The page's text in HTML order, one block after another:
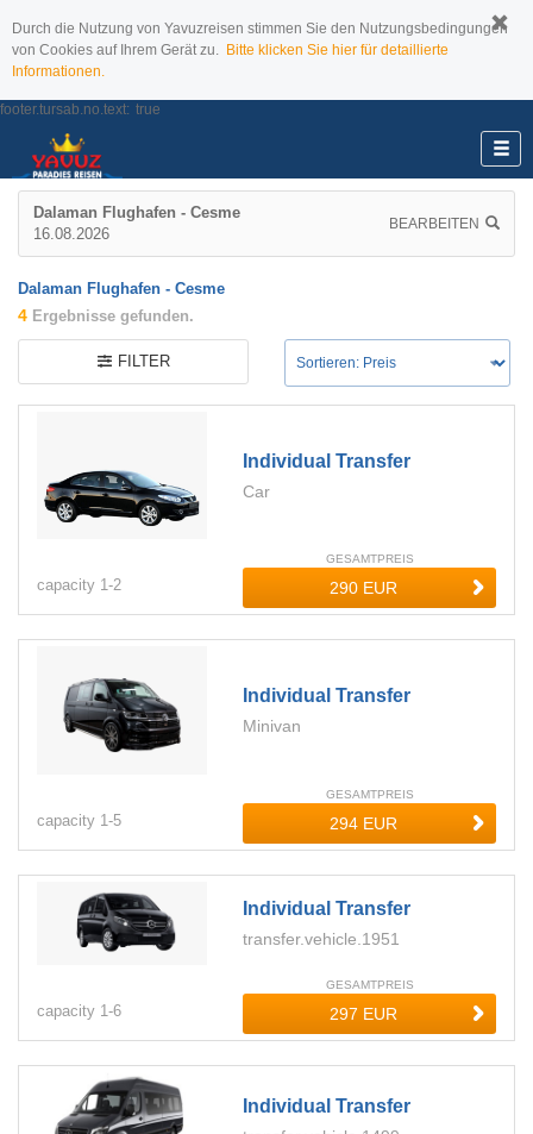
Durch die Nutzung von Yavuzreisen stimmen Sie den Nutzungsbedingungen
von Cookies auf Ihrem Gerät zu. Bitte klicken Sie hier für detaillierte
Informationen.
footer.tursab.no.text: true
Dalaman Flughafen - Cesme
16.08.2026
BEARBEITEN
Dalaman Flughafen - Cesme
4 Ergebnisse gefunden.
FILTER
Individual Transfer
Car
capacity 1-2
GESAMTPREIS
Individual Transfer
Minivan
capacity 1-5
GESAMTPREIS
Individual Transfer
transfer.vehicle.1951
capacity 1-6
GESAMTPREIS
Individual Transfer